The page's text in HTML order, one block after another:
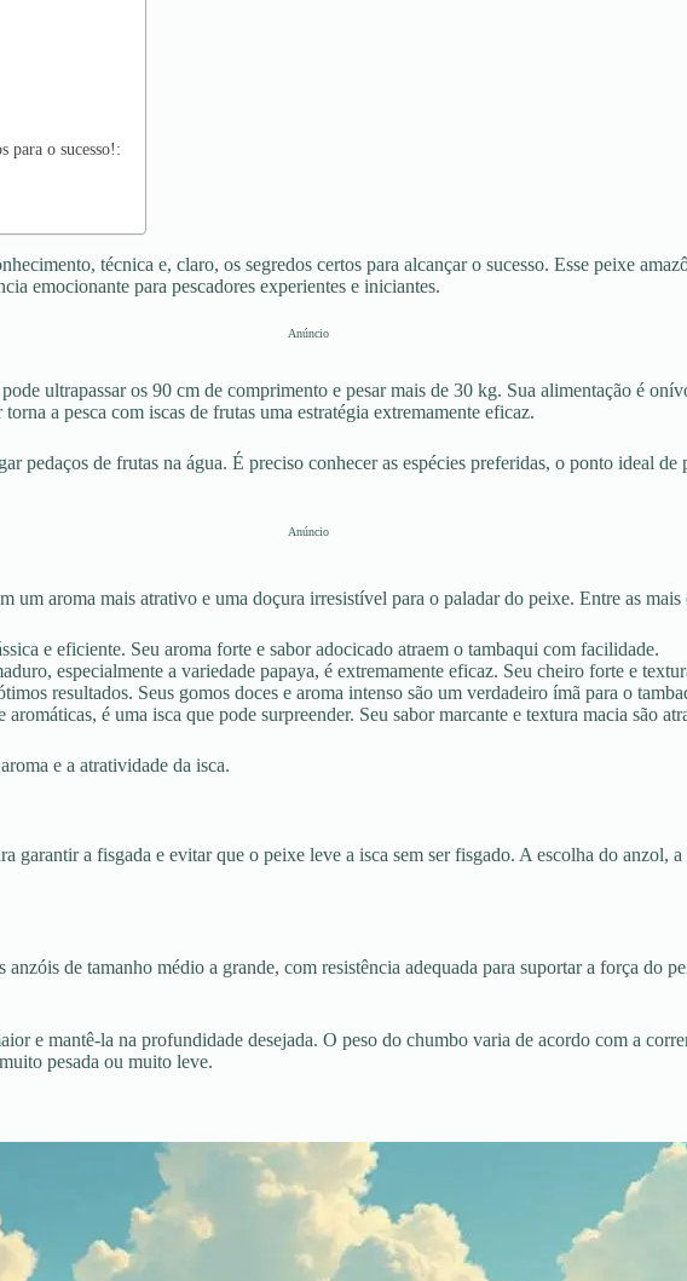
para o sucesso!:
técnica e, claro, os segredos certos para alcançar o sucesso. Esse peixe
emocionante para pescadores experientes e iniciantes.
Anúncio
ultrapassar os 90 cm de comprimento e pesar mais de 30 kg. Sua alimentação é
a pesca com iscas de frutas uma estratégia extremamente eficaz.
pedaços de frutas na água. É preciso conhecer as espécies preferidas, o ponto ideal de
Anúncio
um aroma mais atrativo e uma doçura irresistível para o paladar do peixe. Entre as mais
e eficiente. Seu aroma forte e sabor adocicado atraem o tambaqui com facilidade.
especialmente a variedade papaya, é extremamente eficaz. Seu cheiro forte e
resultados. Seus gomos doces e aroma intenso são um verdadeiro ímã para o
é uma isca que pode surpreender. Seu sabor marcante e textura macia são
e a atratividade da isca.
garantir a fisgada e evitar que o peixe leve a isca sem ser fisgado. A escolha do anzol,
de tamanho médio a grande, com resistência adequada para suportar a força do
e mantê-la na profundidade desejada. O peso do chumbo varia de acordo com a
pesada ou muito leve.